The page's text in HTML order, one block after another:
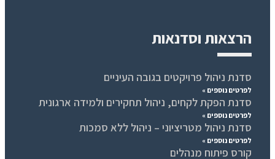
הרצאות וסדנאות
סדנת ניהול פרויקטים בגובה העיניים
לפרטים נוספים »
סדנת הפקת לקחים, ניהול תחקירים ולמידה ארגונית
לפרטים נוספים »
סדנת ניהול מטריציוני – ניהול ללא סמכות
לפרטים נוספים »
קורס פיתוח מנהלים